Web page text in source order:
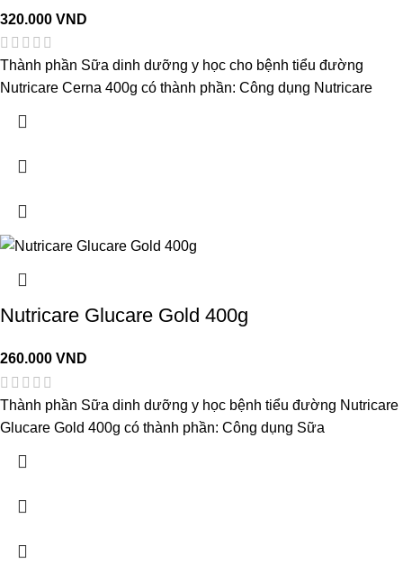
320.000VND
Thành phần Sữa dinh dưỡng y học cho bệnh tiểu đường
Nutricare Cerna 400g có thành phần: Công dụng Nutricare
Nutricare Glucare Gold 400g
260.000VND
Thành phần Sữa dinh dưỡng y học bệnh tiểu đường Nutricare
Glucare Gold 400g có thành phần: Công dụng Sữa